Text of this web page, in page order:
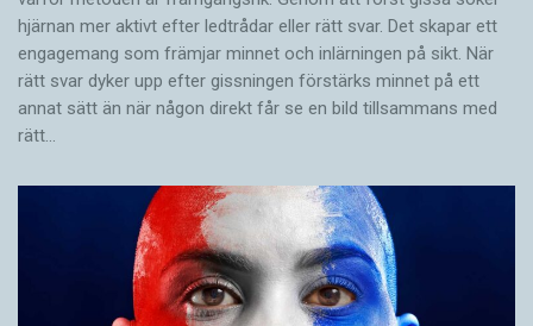
hjärnan mer aktivt ­efter ledtrådar eller rätt svar. Det skapar ett
engagemang som främjar minnet och inlärningen på sikt. När
rätt svar dyker upp efter gissningen förstärks minnet på ett
annat sätt än när någon direkt får se en bild tillsammans med
rätt…